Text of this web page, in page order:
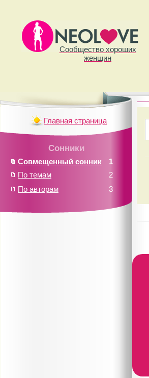
Сообщество хороших
женщин
Главная страница
Сонники
1
Совмещенный сонник
2
По темам
3
По авторам